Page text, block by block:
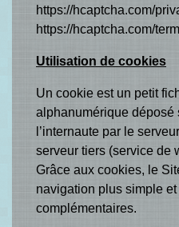
https://hcaptcha.com/
https://hcaptcha.com/
Utilisation de cookies
Un cookie est un petit
alphanumérique déposé
l’internaute par le
serveur tiers (service de
Grâce aux cookies, le
navigation plus simple
complémentaires.